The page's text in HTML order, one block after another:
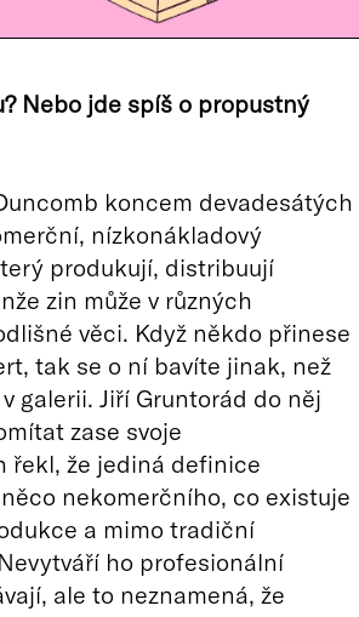
Nebo jde spíš o propustný
koncem devadesátých
nízkonákladový
produkují, distribuují
zin může v různých
věci. Když někdo přinese
tak se o ní bavíte jinak, než
galerii. Jiří Gruntorád do něj
zase svoje
řekl, že jediná definice
nekomerčního, co existuje
a mimo tradiční
ho profesionální
ale to neznamená, že